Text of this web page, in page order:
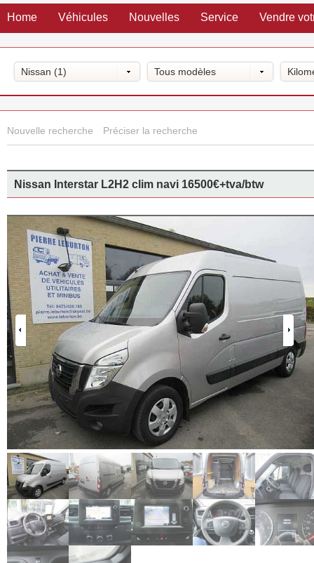
Home Véhicules Nouvelles Service Vendre
Nissan (1) Tous modèles
Nouvelle recherche Préciser la recherche
Nissan Interstar L2H2 clim navi 16500€+tva/btw